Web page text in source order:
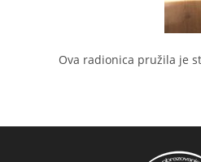
Ova radionica pružila je